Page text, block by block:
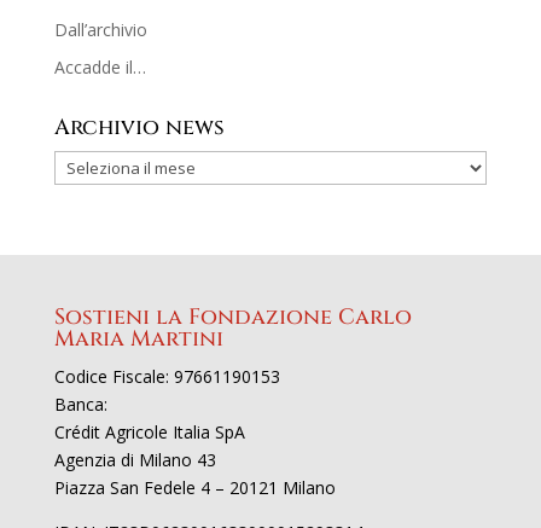
Dall’archivio
Accadde il…
Archivio news
Sostieni la Fondazione Carlo
Maria Martini
Codice Fiscale: 97661190153
Banca:
Crédit Agricole Italia SpA
Agenzia di Milano 43
Piazza San Fedele 4 – 20121 Milano